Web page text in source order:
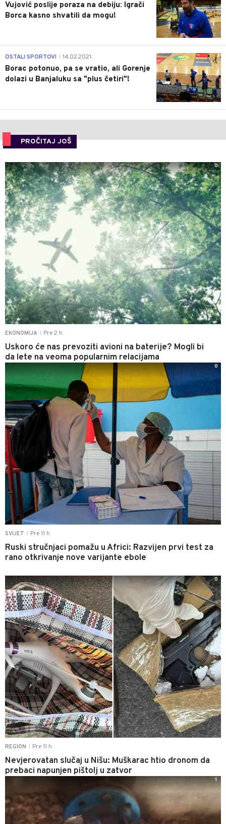
Vujović poslije poraza na debiju: Igrači
Borca kasno shvatili da mogu!
3
OSTALI SPORTOVI 14.02.2021.
Borac potonuo, pa se vratio, ali Gorenje
dolazi u Banjaluku sa "plus četiri"!
PROČITAJ JOŠ
EKONOMIJA Pre 2 h
Uskoro će nas prevoziti avioni na baterije? Mogli bi
da lete na veoma popularnim relacijama
0
SVIJET Pre 11 h
Ruski stručnjaci pomažu u Africi: Razvijen prvi test za
rano otkrivanje nove varijante ebole
0
REGION Pre 11 h
Nevjerovatan slučaj u Nišu: Muškarac htio dronom da
prebaci napunjen pištolj u zatvor
0
1